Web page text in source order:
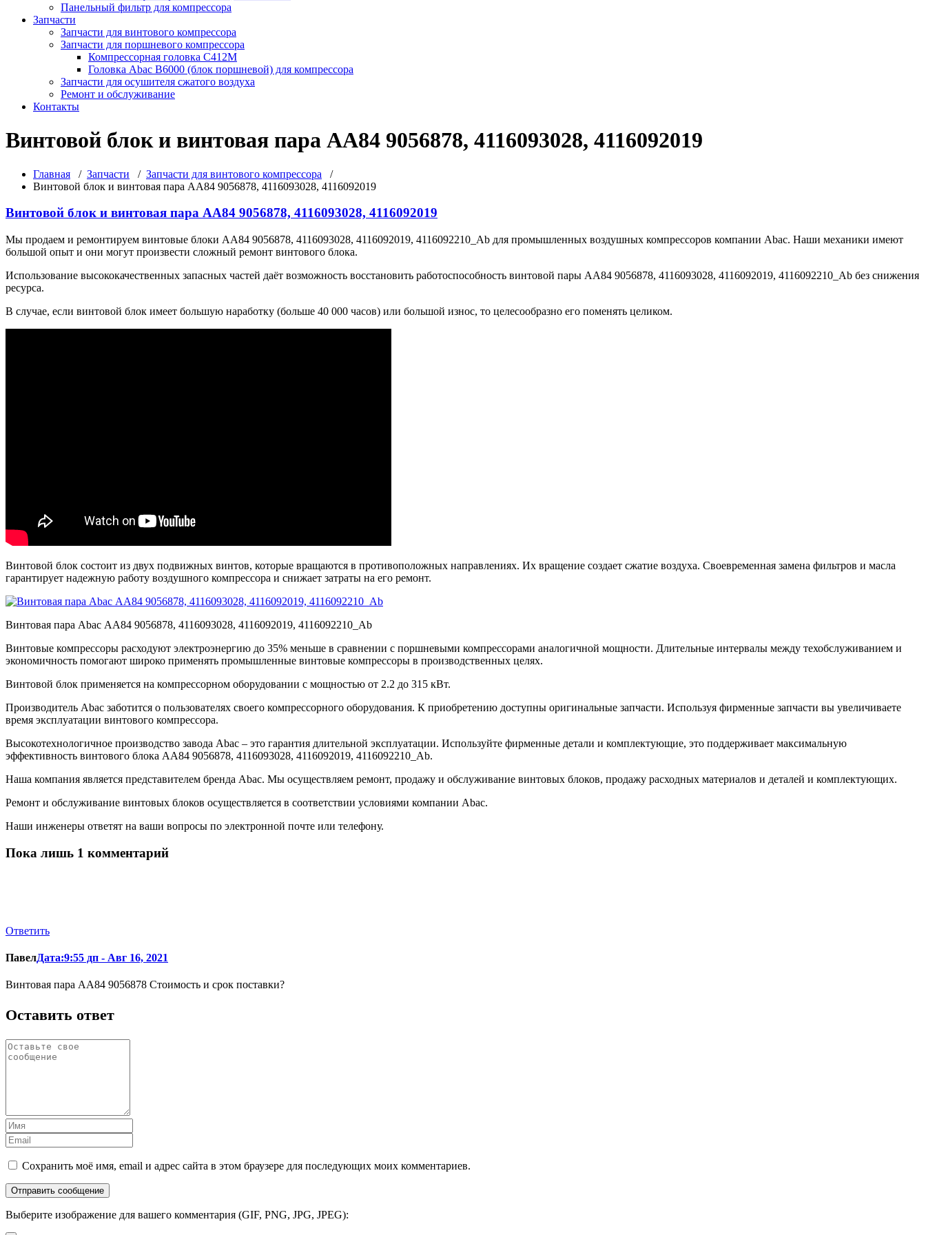
Панельный фильтр для компрессора
Запчасти
Запчасти для винтового компрессора
Запчасти для поршневого компрессора
Компрессорная головка С412М
Головка Abac B6000 (блок поршневой) для компрессора
Запчасти для осушителя сжатого воздуха
Ремонт и обслуживание
Контакты
Винтовой блок и винтовая пара АА84 9056878, 4116093028, 4116092019
Главная / Запчасти / Запчасти для винтового компрессора /
Винтовой блок и винтовая пара АА84 9056878, 4116093028, 4116092019
Винтовой блок и винтовая пара АА84 9056878, 4116093028, 4116092019
Мы продаем и ремонтируем винтовые блоки АА84 9056878, 4116093028, 4116092019, 4116092210_Ab для промышленных воздушных компрессоров компании Abac. Наши механики имеют
большой опыт и они могут произвести сложный ремонт винтового блока.
Использование высококачественных запасных частей даёт возможность восстановить работоспособность винтовой пары АА84 9056878, 4116093028, 4116092019, 4116092210_Ab без снижения
ресурса.
В случае, если винтовой блок имеет большую наработку (больше 40 000 часов) или большой износ, то целесообразно его поменять целиком.
Винтовой блок состоит из двух подвижных винтов, которые вращаются в противоположных направлениях. Их вращение создает сжатие воздуха. Своевременная замена фильтров и масла
гарантирует надежную работу воздушного компрессора и снижает затраты на его ремонт.
Винтовая пара Abac АА84 9056878, 4116093028, 4116092019, 4116092210_Ab
Винтовые компрессоры расходуют электроэнергию до 35% меньше в сравнении с поршневыми компрессорами аналогичной мощности. Длительные интервалы между техобслуживанием и
экономичность помогают широко применять промышленные винтовые компрессоры в производственных целях.
Винтовой блок применяется на компрессорном оборудовании с мощностью от 2.2 до 315 кВт.
Производитель Abac заботится о пользователях своего компрессорного оборудования. К приобретению доступны оригинальные запчасти. Используя фирменные запчасти вы увеличиваете
время эксплуатации винтового компрессора.
Высокотехнологичное производство завода Abac – это гарантия длительной эксплуатации. Используйте фирменные детали и комплектующие, это поддерживает максимальную
эффективность винтового блока АА84 9056878, 4116093028, 4116092019, 4116092210_Ab.
Наша компания является представителем бренда Abac. Мы осуществляем ремонт, продажу и обслуживание винтовых блоков, продажу расходных материалов и деталей и комплектующих.
Ремонт и обслуживание винтовых блоков осуществляется в соответствии условиями компании Abac.
Наши инженеры ответят на ваши вопросы по электронной почте или телефону.
Пока лишь 1 комментарий
Ответить
ПавелДата:9:55 дп - Авг 16, 2021
Винтовая пара АА84 9056878 Стоимость и срок поставки?
Оставить ответ
Сохранить моё имя, email и адрес сайта в этом браузере для последующих моих комментариев.
Выберите изображение для вашего комментария (GIF, PNG, JPG, JPEG):